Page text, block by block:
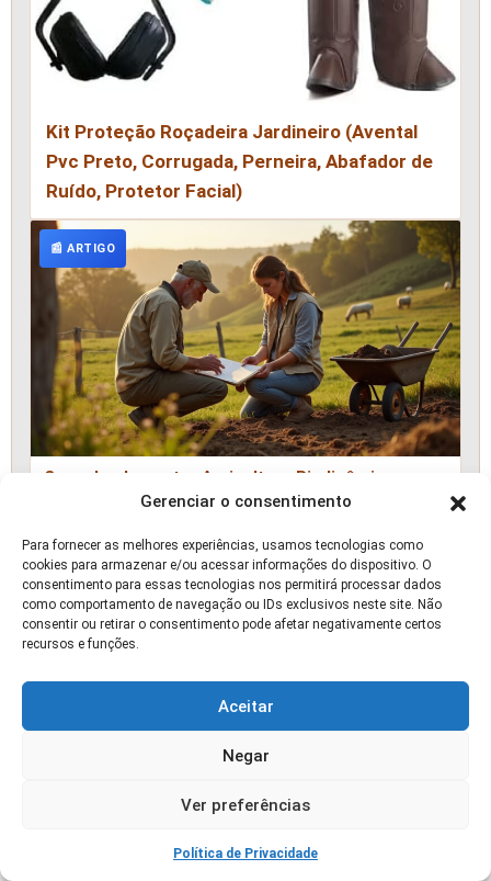
Gerenciar o consentimento
Para fornecer as melhores experiências, usamos tecnologias como
cookies para armazenar e/ou acessar informações do dispositivo. O
consentimento para essas tecnologias nos permitirá processar dados
como comportamento de navegação ou IDs exclusivos neste site. Não
consentir ou retirar o consentimento pode afetar negativamente certos
recursos e funções.
Aceitar
Negar
Ver preferências
Política de Privacidade
Kit Proteção Roçadeira Jardineiro (Avental
Pvc Preto, Corrugada, Perneira, Abafador de
Ruído, Protetor Facial)
📰 ARTIGO
Como Implementar Agricultura Biodinâmica
🛒 OFERTA